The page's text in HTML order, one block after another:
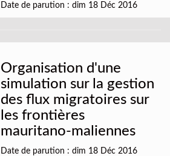
Date de parution : dim 18 Déc 2016
Organisation d'une
simulation sur la gestion
des flux migratoires sur
les frontières
mauritano-maliennes
Date de parution : dim 18 Déc 2016